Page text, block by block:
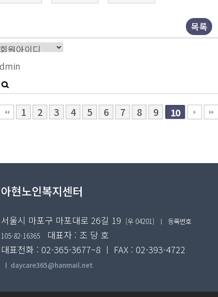
목록
1 2 3 4 5 6 7 8 9 10
아현노인복지센터
서울시 마포구 마포대로 26길 19 [우 04201]
ㅣ 등록번호
105-82-16365
대표자 : 조 당 호
대표전화 : 02-365-3677~8 ㅣ FAX : 02-393-4722
ㅣ daycare365@hanmail.net